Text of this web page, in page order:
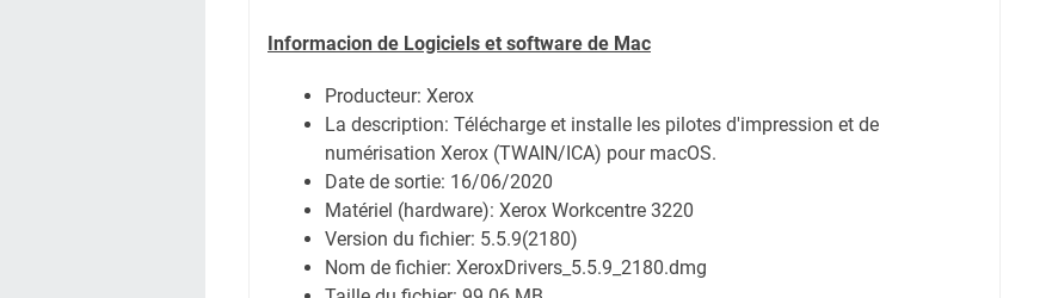
Informacion de Logiciels et software de Mac
Producteur: Xerox
La description: Télécharge et installe les pilotes d'impression et de
numérisation Xerox (TWAIN/ICA) pour macOS.
Date de sortie: 16/06/2020
Matériel (hardware): Xerox Workcentre 3220
Version du fichier: 5.5.9(2180)
Nom de fichier: XeroxDrivers_5.5.9_2180.dmg